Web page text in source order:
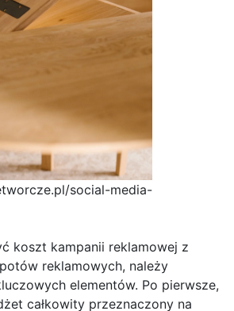
social-media-
koszt kampanii reklamowej z
reklamowych, należy
elementów. Po pierwsze,
całkowity przeznaczony na